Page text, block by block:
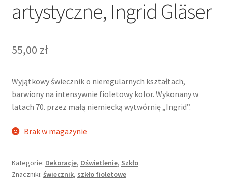
artystyczne, Ingrid Gläser
55,00 zł
Wyjątkowy świecznik o nieregularnych kształtach,
barwiony na intensywnie fioletowy kolor. Wykonany w
latach 70. przez małą niemiecką wytwórnię „Ingrid”.
Brak w magazynie
Kategorie: Dekoracje, Oświetlenie, Szkło
Znaczniki: świecznik, szkło fioletowe